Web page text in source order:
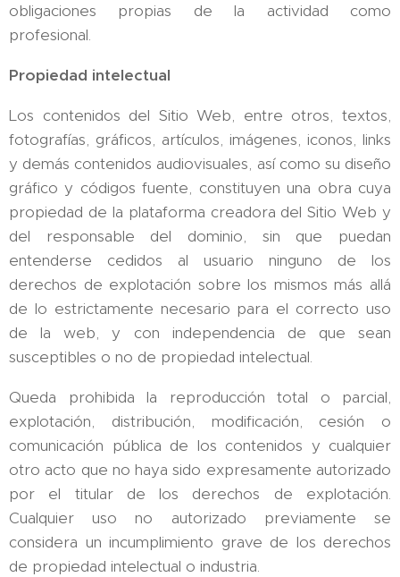
obligaciones propias de la actividad como
profesional.
Propiedad intelectual
Los contenidos del Sitio Web, entre otros, textos,
fotografías, gráficos, artículos, imágenes, iconos, links
y demás contenidos audiovisuales, así como su diseño
gráfico y códigos fuente, constituyen una obra cuya
propiedad de la plataforma creadora del Sitio Web y
del responsable del dominio, sin que puedan
entenderse cedidos al usuario ninguno de los
derechos de explotación sobre los mismos más allá
de lo estrictamente necesario para el correcto uso
de la web, y con independencia de que sean
susceptibles o no de propiedad intelectual.
Queda prohibida la reproducción total o parcial,
explotación, distribución, modificación, cesión o
comunicación pública de los contenidos y cualquier
otro acto que no haya sido expresamente autorizado
por el titular de los derechos de explotación.
Cualquier uso no autorizado previamente se
considera un incumplimiento grave de los derechos
de propiedad intelectual o industria.